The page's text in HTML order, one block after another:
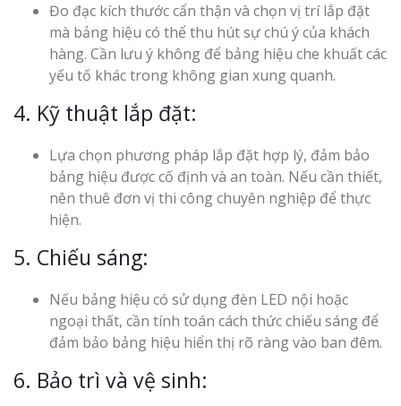
Đo đạc kích thước cẩn thận và chọn vị trí lắp đặt
mà bảng hiệu có thể thu hút sự chú ý của khách
hàng. Cần lưu ý không để bảng hiệu che khuất các
yếu tố khác trong không gian xung quanh.
4. Kỹ thuật lắp đặt:
Lựa chọn phương pháp lắp đặt hợp lý, đảm bảo
bảng hiệu được cố định và an toàn. Nếu cần thiết,
nên thuê đơn vị thi công chuyên nghiệp để thực
hiện.
5. Chiếu sáng:
Nếu bảng hiệu có sử dụng đèn LED nội hoặc
ngoại thất, cần tính toán cách thức chiếu sáng để
đảm bảo bảng hiệu hiển thị rõ ràng vào ban đêm.
6. Bảo trì và vệ sinh: